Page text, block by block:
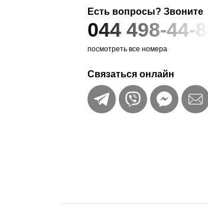
Есть вопросы? Звоните
044 498-44-89
посмотреть все номера
Связаться онлайн